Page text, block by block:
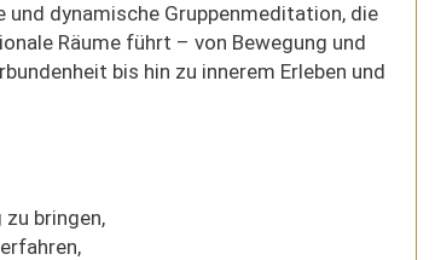
dynamische Gruppenmeditation, die
Räume führt – von Bewegung und
bis hin zu innerem Erleben und
zu bringen,